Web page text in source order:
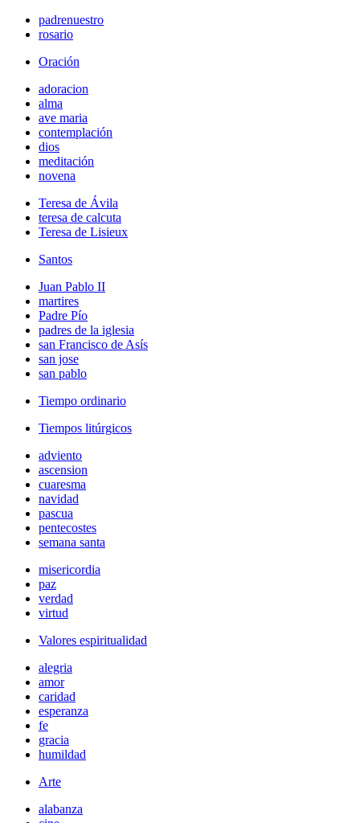
padrenuestro
rosario
Oración
adoracion
alma
ave maria
contemplación
dios
meditación
novena
Teresa de Ávila
teresa de calcuta
Teresa de Lisieux
Santos
Juan Pablo II
martires
Padre Pío
padres de la iglesia
san Francisco de Asís
san jose
san pablo
Tiempo ordinario
Tiempos litúrgicos
adviento
ascension
cuaresma
navidad
pascua
pentecostes
semana santa
misericordia
paz
verdad
virtud
Valores espiritualidad
alegria
amor
caridad
esperanza
fe
gracia
humildad
Arte
alabanza